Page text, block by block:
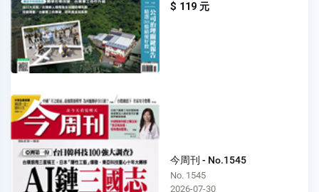
$ 119 元
今周刊 - No.1545
No. 1545
2026-07-30